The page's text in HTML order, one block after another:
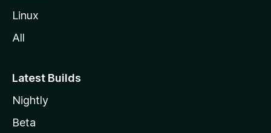
s
Linux
All
Latest Builds
Nightly
Beta